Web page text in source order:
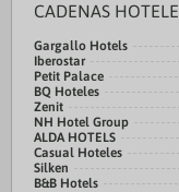
CADENAS
Gargallo Hotels
Iberostar
Petit Palace
BQ Hoteles
Zenit
NH Hotel Group
ALDA HOTELS
Casual Hoteles
Silken
B&B Hotels